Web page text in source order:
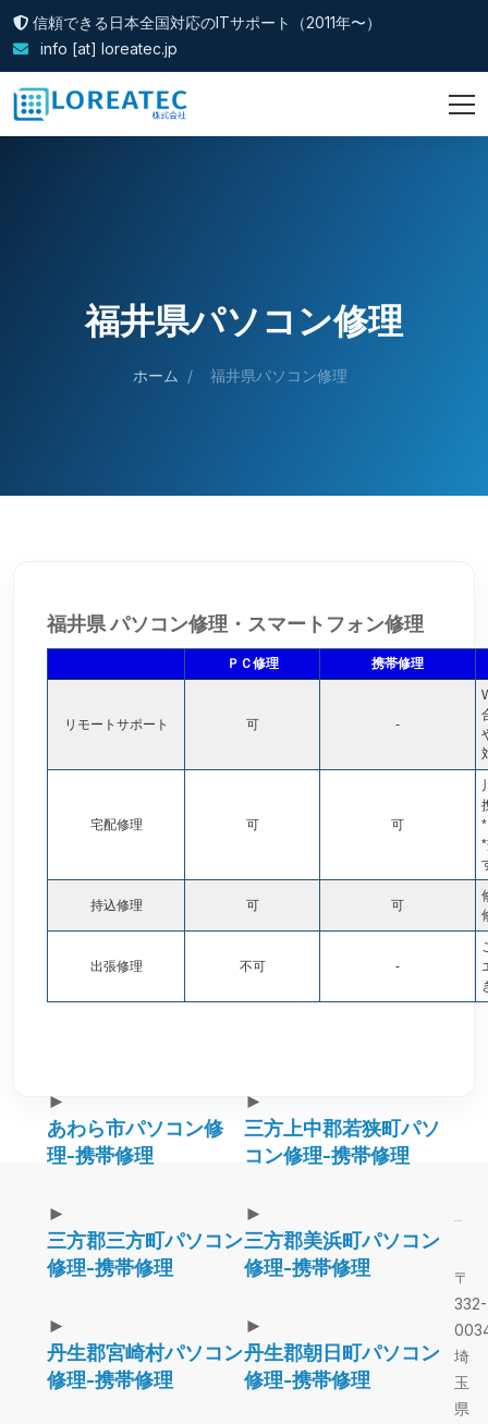
信頼できる日本全国対応のITサポート（2011年〜）
info [at] loreatec.jp
福井県パソコン修理
ホーム / 福井県パソコン修理
福井県 パソコン修理・スマートフォン修理
ＰＣ修理 携帯修理
リモートサポート 可 -
宅配修理 可 可
*
持込修理 可 可
出張修理 不可 -
►
あわら市パソコン修
理-携帯修理
►
三方上中郡若狭町パソ
コン修理-携帯修理
►
三方郡三方町パソコン
修理-携帯修理
►
三方郡美浜町パソコン
修理-携帯修理
►
丹生郡宮崎村パソコン
修理-携帯修理
►
丹生郡朝日町パソコン
修理-携帯修理
〒
332-
埼
玉
県